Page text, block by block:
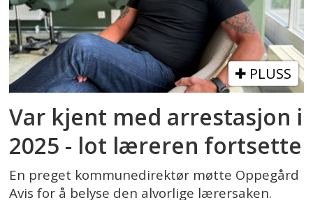
PLUSS
Var kjent med arrestasjon i
2025 - lot læreren fortsette
En preget kommunedirektør møtte Oppegård
Avis for å belyse den alvorlige lærersaken.